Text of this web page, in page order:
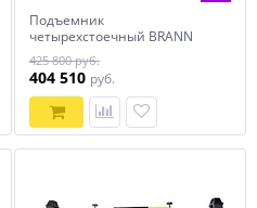
Подъемник
четырехстоечный BRANN
F5,5-4
425 800 руб.
404 510 руб.